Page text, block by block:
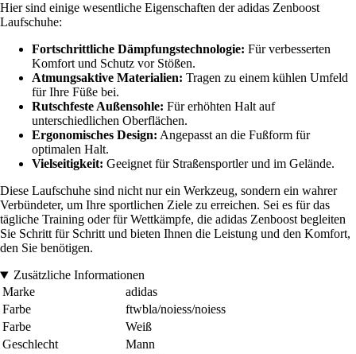
Hier sind einige wesentliche Eigenschaften der adidas Zenboost
Laufschuhe:
Fortschrittliche Dämpfungstechnologie: Für verbesserten
Komfort und Schutz vor Stößen.
Atmungsaktive Materialien: Tragen zu einem kühlen Umfeld
für Ihre Füße bei.
Rutschfeste Außensohle: Für erhöhten Halt auf
unterschiedlichen Oberflächen.
Ergonomisches Design: Angepasst an die Fußform für
optimalen Halt.
Vielseitigkeit: Geeignet für Straßensportler und im Gelände.
Diese Laufschuhe sind nicht nur ein Werkzeug, sondern ein wahrer
Verbündeter, um Ihre sportlichen Ziele zu erreichen. Sei es für das
tägliche Training oder für Wettkämpfe, die adidas Zenboost begleiten
Sie Schritt für Schritt und bieten Ihnen die Leistung und den Komfort,
den Sie benötigen.
Zusätzliche Informationen
Marke
adidas
Farbe
ftwbla/noiess/noiess
Farbe
Weiß
Geschlecht
Mann